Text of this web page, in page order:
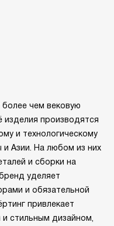
чем вековую
производятся
и технологическому
Азии. На любом из них
и сборки на
уделяет
и обязательной
привлекает
стильным дизайном,